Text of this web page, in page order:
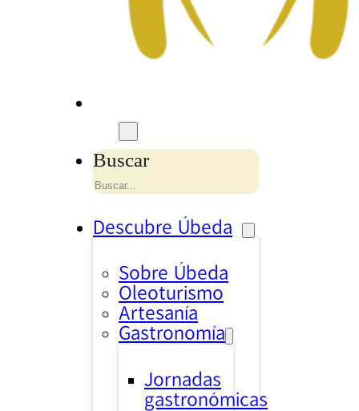
Buscar
Descubre Úbeda
Sobre Úbeda
Oleoturismo
Artesanía
Gastronomía
Jornadas
gastronómicas